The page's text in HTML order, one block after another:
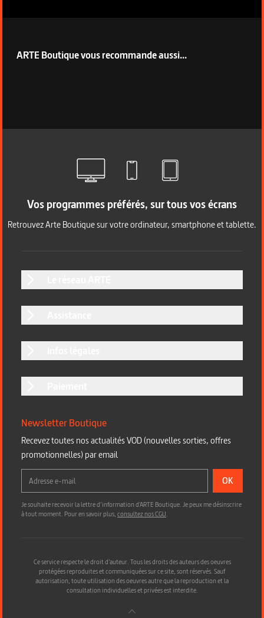
ARTE Boutique vous recommande aussi...
Vos programmes préférés, sur tous vos écrans
Retrouvez Arte Boutique sur votre ordinateur, smartphone et tablette.
Newsletter Boutique
Recevez toutes nos actualités VOD (nouvelles sorties, offres
promotionnelles) par email
OK
Je souhaite recevoir la lettre d’information d'ARTE Boutique. Je peux me désinscrire
à tout moment. Pour en savoir plus,consultez nos CGU.
Ce service respecte le droit d’auteur. Tous les droits des auteurs des oeuvres
protégées reproduites et communiquées sur ce site, sont réservés. Sauf
autorisation, toute utilisation des oeuvres autre que la reproduction et la
consultation individuelles et privées est interdite.